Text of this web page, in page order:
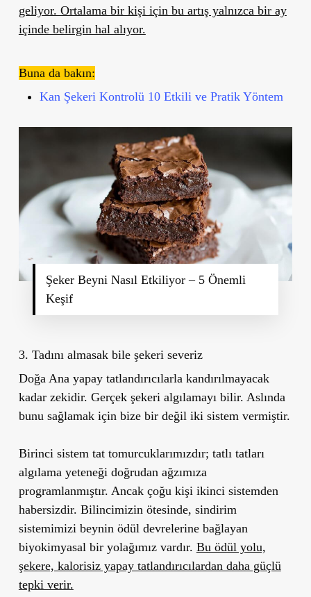
geliyor. Ortalama bir kişi için bu artış yalnızca bir ay
içinde belirgin hal alıyor.
Buna da bakın:
Kan Şekeri Kontrolü 10 Etkili ve Pratik Yöntem
Şeker Beyni Nasıl Etkiliyor – 5 Önemli
Keşif
3. Tadını almasak bile şekeri severiz
Doğa Ana yapay tatlandırıcılarla kandırılmayacak
kadar zekidir. Gerçek şekeri algılamayı bilir. Aslında
bunu sağlamak için bize bir değil iki sistem vermiştir.
Birinci sistem tat tomurcuklarımızdır; tatlı tatları
algılama yeteneği doğrudan ağzımıza
programlanmıştır. Ancak çoğu kişi ikinci sistemden
habersizdir. Bilincimizin ötesinde, sindirim
sistemimizi beynin ödül devrelerine bağlayan
biyokimyasal bir yolağımız vardır. Bu ödül yolu,
şekere, kalorisiz yapay tatlandırıcılardan daha güçlü
tepki verir.